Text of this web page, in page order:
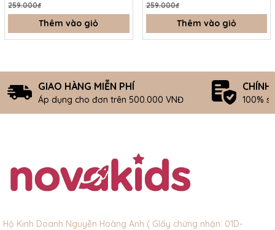
259.000₫
Thêm vào giỏ
259.000₫
Thêm vào giỏ
GIAO HÀNG MIỄN PHÍ
Áp dụng cho đơn trên 500.000 VNĐ
CHÍNH
100%
Hộ Kinh Doanh Nguyễn Hoàng Anh ( GIấy chứng nhận: 01D-